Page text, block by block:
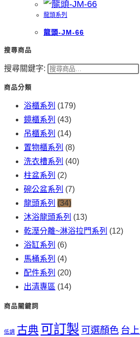
龍頭系列
龍頭-JM-66
搜尋商品
搜尋關鍵字:
商品分類
浴櫃系列 (179)
鏡櫃系列 (43)
吊櫃系列 (14)
置物櫃系列 (8)
洗衣槽系列 (40)
柱盆系列 (2)
碗公盆系列 (7)
龍頭系列 (34)
沐浴龍頭系列 (13)
乾溼分離~淋浴拉門系列 (12)
浴缸系列 (6)
馬桶系列 (4)
配件系列 (20)
出清專區 (14)
商品關鍵詞
低調 古典 可訂製 可選顏色 台